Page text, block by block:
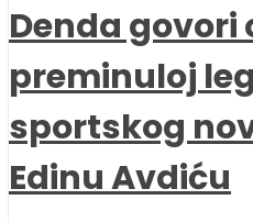
Denda govori
preminuloj
sportskog
Edinu Avdiću